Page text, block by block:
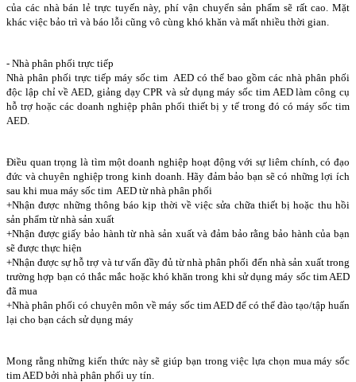
của các nhà bán lẻ trực tuyến này, phí vận chuyển sản phẩm sẽ rất cao. Mặt
khác việc bảo trì và báo lỗi cũng vô cùng khó khăn và mất nhiều thời gian.
- Nhà phân phối trực tiếp
Nhà phân phối trực tiếp máy sốc tim AED có thể bao gồm các nhà phân phối
độc lập chỉ về AED, giảng dạy CPR và sử dụng máy sốc tim AED làm công cụ
hỗ trợ hoặc các doanh nghiệp phân phối thiết bị y tế trong đó có máy sốc tim
AED.
Điều quan trọng là tìm một doanh nghiệp hoạt động với sự liêm chính, có đạo
đức và chuyên nghiệp trong kinh doanh. Hãy đảm bảo bạn sẽ có những lợi ích
sau khi mua máy sốc tim AED từ nhà phân phối
+Nhận được những thông báo kịp thời về việc sửa chữa thiết bị hoặc thu hồi
sản phẩm từ nhà sản xuất
+Nhận được giấy bảo hành từ nhà sản xuất và đảm bảo rằng bảo hành của bạn
sẽ được thực hiện
+Nhận được sự hỗ trợ và tư vấn đầy đủ từ nhà phân phối đến nhà sản xuất trong
trường hợp bạn có thắc mắc hoặc khó khăn trong khi sử dụng máy sốc tim AED
đã mua
+Nhà phân phối có chuyên môn về máy sốc tim AED để có thể đào tạo/tập huấn
lại cho bạn cách sử dụng máy
Mong rằng những kiến thức này sẽ giúp bạn trong việc lựa chọn mua máy sốc
tim AED bởi nhà phân phối uy tín.